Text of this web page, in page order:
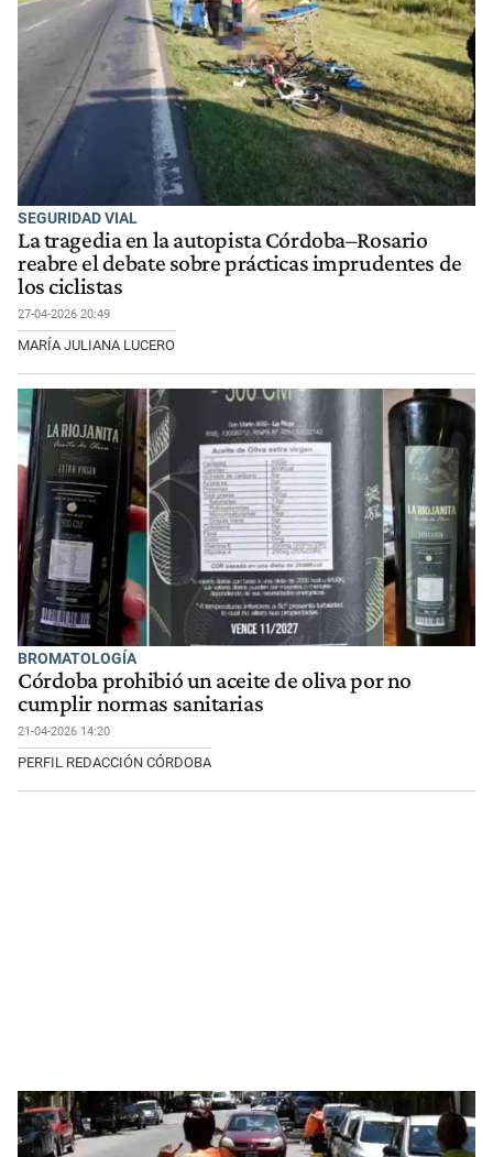
SEGURIDAD VIAL
La tragedia en la autopista Córdoba–Rosario
reabre el debate sobre prácticas imprudentes de
los ciclistas
27-04-2026 20:49
MARÍA JULIANA LUCERO
BROMATOLOGÍA
Córdoba prohibió un aceite de oliva por no
cumplir normas sanitarias
21-04-2026 14:20
PERFIL REDACCIÓN CÓRDOBA